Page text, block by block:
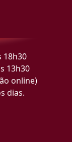
18h30
13h30
online)
dias.